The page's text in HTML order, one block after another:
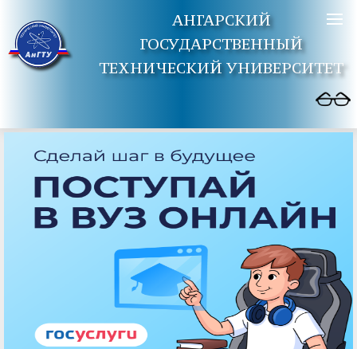
АНГАРСКИЙ
ГОСУДАРСТВЕННЫЙ
ТЕХНИЧЕСКИЙ УНИВЕРСИТЕТ